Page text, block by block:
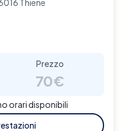
Prezzo
70€
orari disponibili